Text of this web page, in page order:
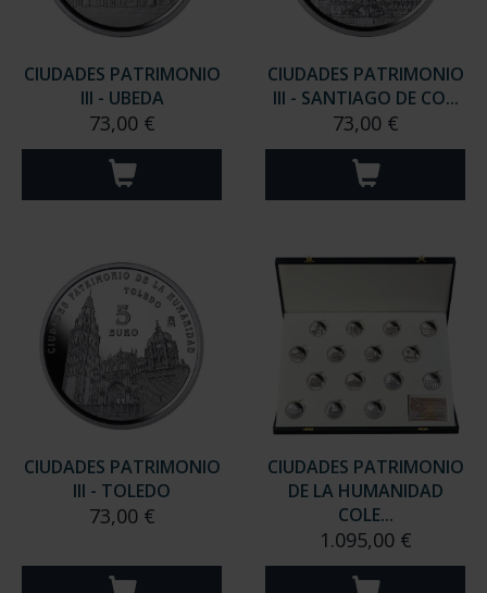
CIUDADES PATRIMONIO
III - UBEDA
73,00 €
CIUDADES PATRIMONIO
III - SANTIAGO DE CO...
73,00 €
CIUDADES PATRIMONIO
III - TOLEDO
73,00 €
CIUDADES PATRIMONIO
DE LA HUMANIDAD
COLE...
1.095,00 €